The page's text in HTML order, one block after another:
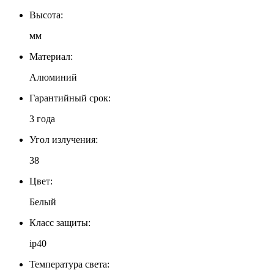
Высота:
мм
Материал:
Алюминий
Гарантийный срок:
3 года
Угол излучения:
38
Цвет:
Белый
Класс защиты:
ip40
Температура света: